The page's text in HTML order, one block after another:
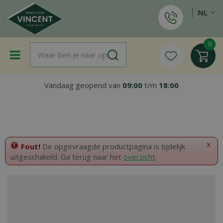
a
Vandaag geopend van 09:00 t/m 18:00
NL
x
Fout! De opgevraagde productpagina is tijdelijk
uitgeschakeld. Ga terug naar het overzicht.